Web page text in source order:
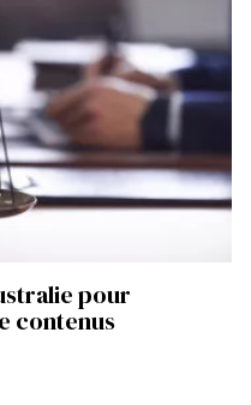
pour
contenus